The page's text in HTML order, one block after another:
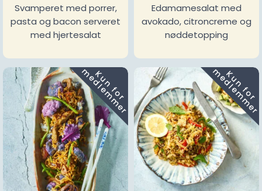
Svamperet med porrer,
pasta og bacon serveret
med hjertesalat
Edamamesalat med
avokado, citroncreme og
nøddetopping
K
u
n
f
o
r
m
e
d
l
e
m
m
e
r K
u
n
f
o
r
m
e
d
l
e
m
m
e
r